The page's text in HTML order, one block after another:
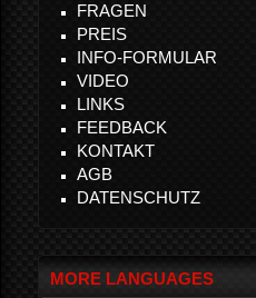
FRAGEN
PREIS
INFO-FORMULAR
VIDEO
LINKS
FEEDBACK
KONTAKT
AGB
DATENSCHUTZ
MORE LANGUAGES